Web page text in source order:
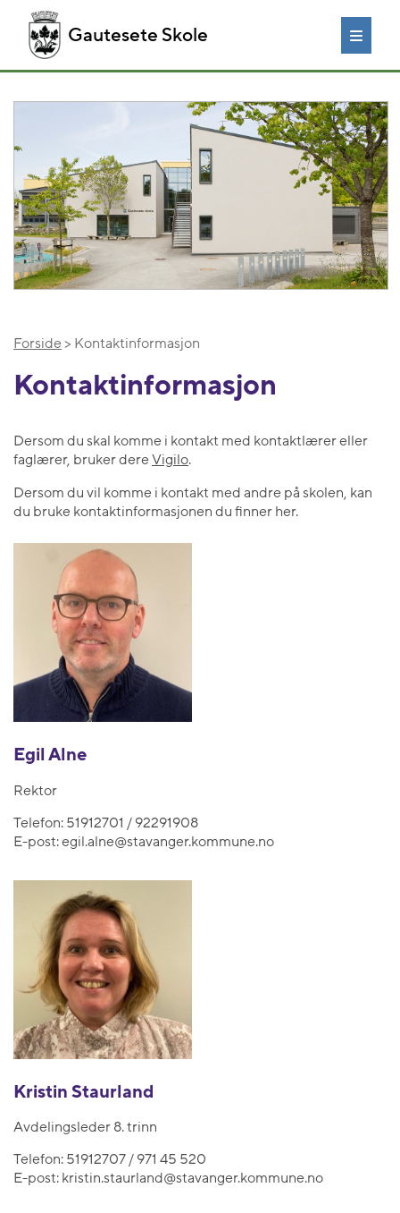
Gautesete Skole
Forside > Kontaktinformasjon
Kontaktinformasjon
Dersom du skal komme i kontakt med kontaktlærer eller
faglærer, bruker dere Vigilo.
Dersom du vil komme i kontakt med andre på skolen, kan
du bruke kontaktinformasjonen du finner her.
Egil Alne
Rektor
Telefon: 51912701 / 92291908
E-post:egil.alne@stavanger.kommune.no
Kristin Staurland
Avdelingsleder 8. trinn
Telefon: 51912707 / 971 45 520
E-post: kristin.staurland@stavanger.kommune.no